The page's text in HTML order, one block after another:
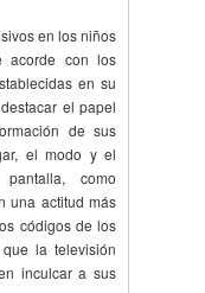
en los niños
acorde con los
en su
el papel
de sus
el modo y el
como
una actitud más
códigos de los
la televisión
inculcar a sus